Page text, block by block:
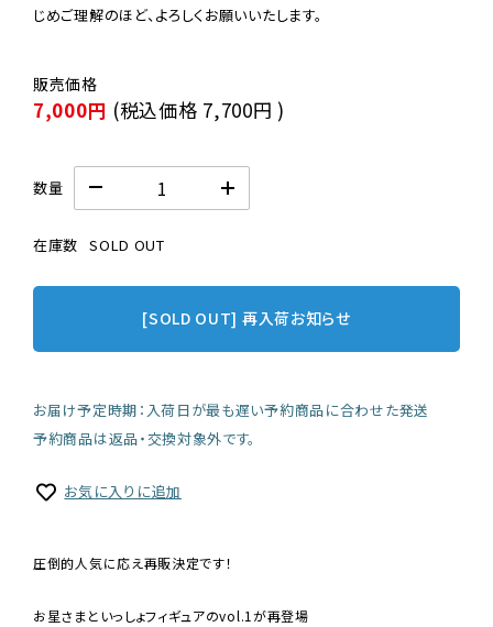
じめご理解のほど、よろしくお願いいたします。
7,000円 (税込価格 7,700円 )
数量
在庫数 SOLD OUT
[SOLD OUT] 再入荷お知らせ
お届け予定時期：入荷日が最も遅い予約商品に合わせた発送
予約商品は返品・交換対象外です。
お気に入りに追加
圧倒的人気に応え再販決定です！
お星さまといっしょフィギュアのvol.1が再登場